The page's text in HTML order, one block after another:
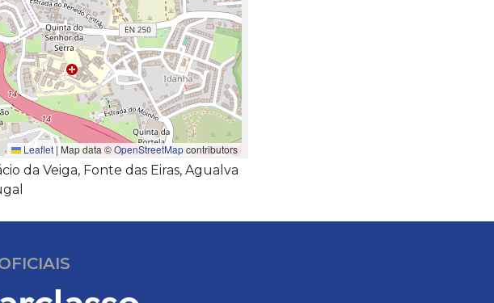
Leaflet | Map data ©OpenStreetMapcontributors
da Veiga, Fonte das Eiras, Agualva